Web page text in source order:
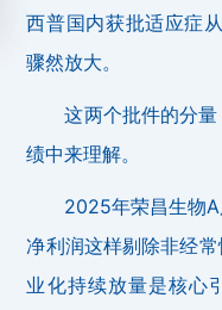
西普国内获批适应症
骤然放大。
这两个批件的分
绩中来理解。
2025年荣昌生物
净利润这样剔除非经
业化持续放量是核心